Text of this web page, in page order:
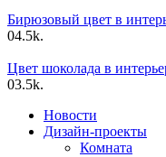
Бирюзовый цвет в
04.5k.
Цвет шоколада в
03.5k.
Новости
Дизайн-проекты
Комната